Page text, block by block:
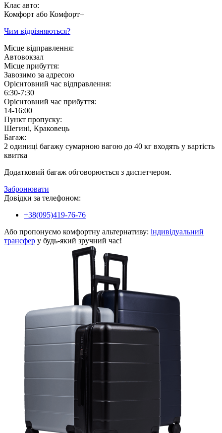
Клас авто:
Комфорт або Комфорт+
Чим відрізняються?
Місце відправлення:
Автовокзал
Місце прибуття:
Завозимо за адресою
Орієнтовний час відправлення:
6:30-7:30
Орієнтовний час прибуття:
14-16:00
Пункт пропуску:
Шегині, Краковець
Багаж:
2 одиниці багажу сумарною вагою до 40 кг входять у вартість
квитка
Додатковий багаж обговорюється з диспетчером.
Забронювати
Довідки за телефоном:
+38(095)419-76-76
Або пропонуємо комфортну альтернативу: індивідуальний
трансфер у будь-який зручний час!